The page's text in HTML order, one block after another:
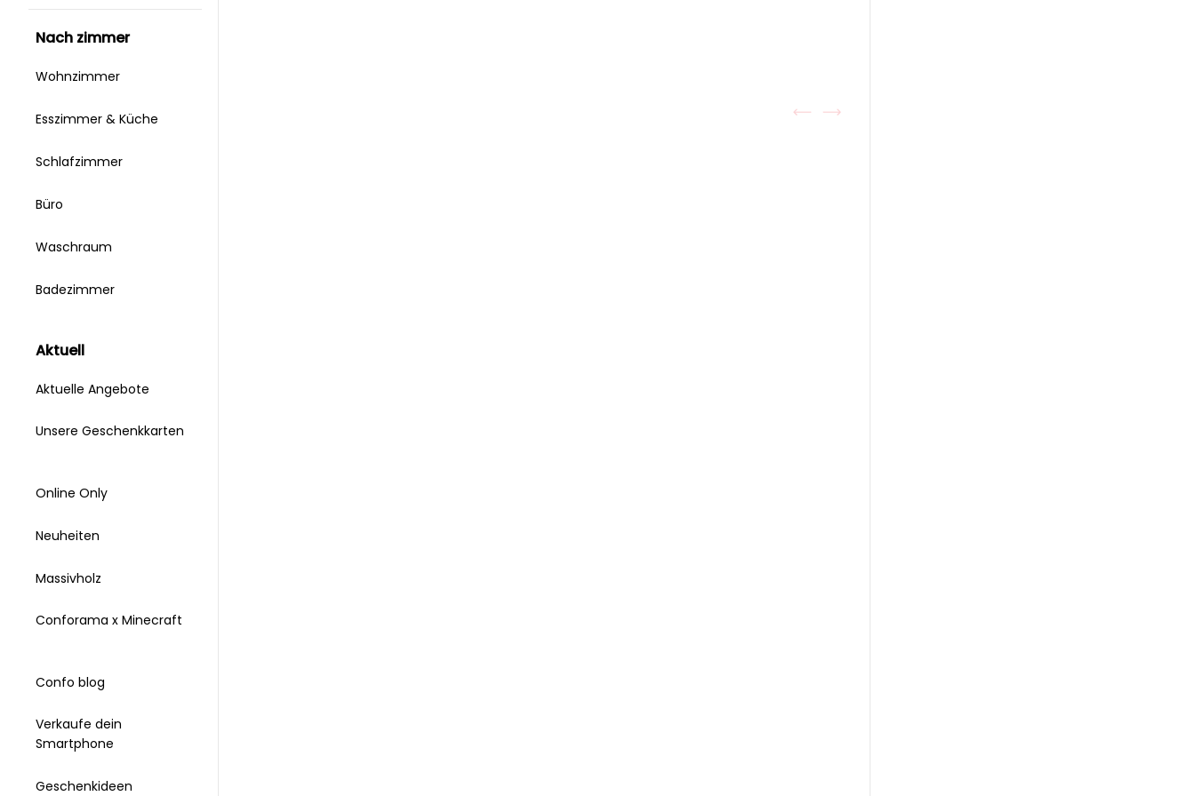
nach zimmer
Wohnzimmer
Esszimmer & Küche
Schlafzimmer
Büro
Waschraum
Badezimmer
aktuell
Aktuelle Angebote
Unsere Geschenkkarten
Online Only
Neuheiten
Massivholz
Conforama x Minecraft
Confo blog
Verkaufe dein
Smartphone
Geschenkideen